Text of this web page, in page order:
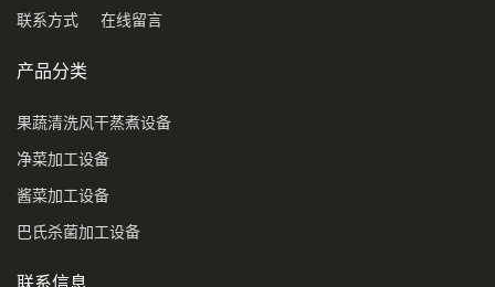
联系方式 在线留言
产品分类
果蔬清洗风干蒸煮设备
净菜加工设备
酱菜加工设备
巴氏杀菌加工设备